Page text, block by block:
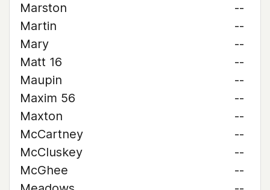
Marston
--
Martin
--
Mary
--
Matt 16
--
Maupin
--
Maxim 56
--
Maxton
--
McCartney
--
McCluskey
--
McGhee
--